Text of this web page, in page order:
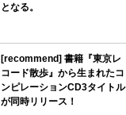
となる。
[recommend] 書籍『東京レ
コード散歩』から生まれたコ
ンピレーションCD3タイトル
が同時リリース！